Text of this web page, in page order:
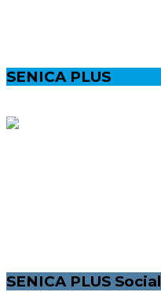
SENICA PLUS
SENICA PLUS Social